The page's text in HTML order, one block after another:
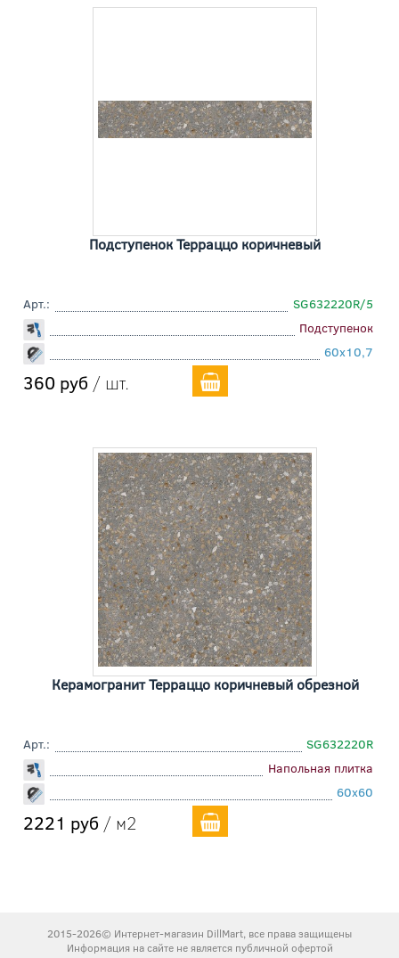
Подступенок Терраццо коричневый
Арт.:
SG632220R/5
Подступенок
60x10,7
360 руб / шт.
Керамогранит Терраццо коричневый обрезной
Арт.:
SG632220R
Напольная плитка
60x60
2221 руб / м2
2015-2026© Интернет-магазин DillMart, все права защищены
Информация на сайте не является публичной офертой